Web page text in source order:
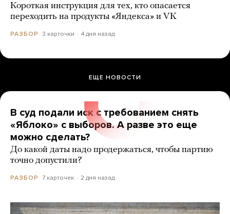
Короткая инструкция для тех, кто опасается
переходить на продукты «Яндекса» и VK
РАЗБОР 3 карточки 4 дня назад
ЕЩЕ НОВОСТИ
В суд подали иск с требованием снять
«Яблоко» с выборов. А разве это еще
можно сделать?
До какой даты надо продержаться, чтобы партию
точно допустили?
РАЗБОР 7 карточек 2 дня назад